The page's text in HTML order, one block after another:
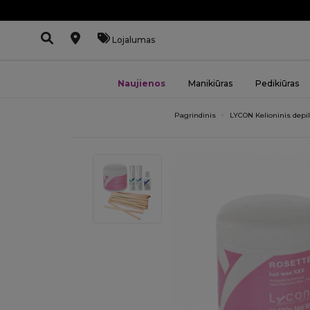
Lojalumas
Naujienos Manikiūras Pedikiūras
Pagrindinis LYCON Kelioninis